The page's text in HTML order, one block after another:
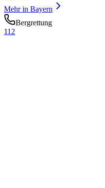
Mehr in Bayern
Bergrettung
112